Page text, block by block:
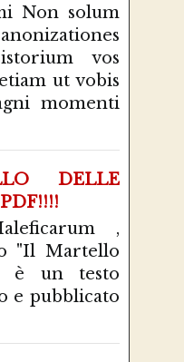
Non solum
vos
ut vobis
momenti
DELLE
,
"Il Martello
è un testo
e pubblicato